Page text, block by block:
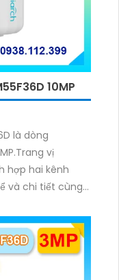
10MP
là dòng
vị
hợp hai kênh
và chi tiết cùng
ấm cho hình
nhau trong